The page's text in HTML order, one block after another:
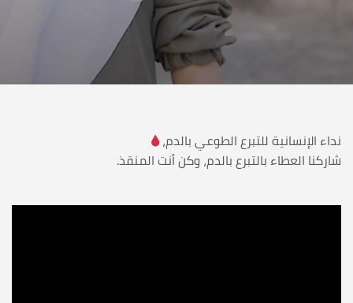
نداء الإنسانية للتبرع الطوعي بالدم،
شاركنا العطاء بالتبرع بالدم، وكن أنت المنقذ.